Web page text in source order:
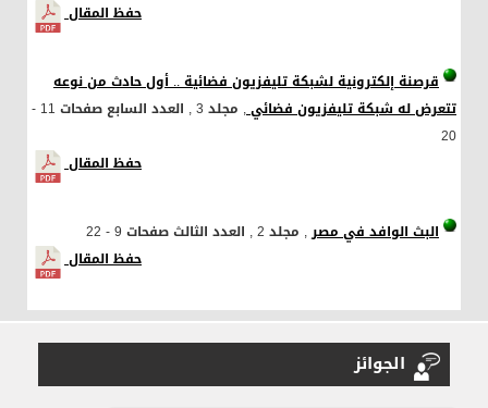
حفظ المقال
قرصنة إلكترونية لشبكة تليفزيون فضائية .. أول حادث من نوعه
تتعرض له شبكة تليفزيون فضائي, مجلد 3 , العدد السابع
صفحات 11 -
20
حفظ المقال
البث الوافد في مصر, مجلد 2 , العدد الثالثصفحات 9 - 22
حفظ المقال
الجوائز